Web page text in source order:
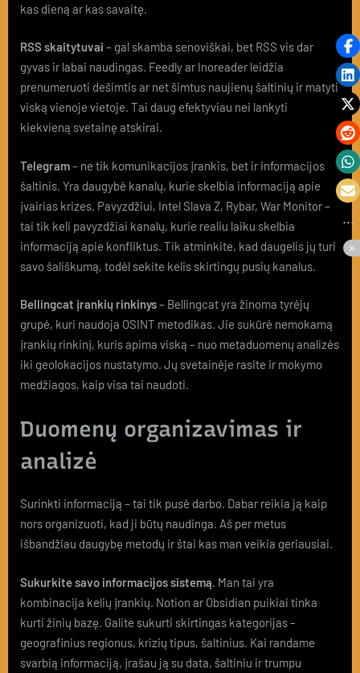
kas dieną ar kas savaitę.
RSS skaitytuvai – gal skamba senoviškai, bet RSS vis dar
gyvas ir labai naudingas. Feedly ar Inoreader leidžia
prenumeruoti dešimtis ar net šimtus naujienų šaltinių ir matyti
viską vienoje vietoje. Tai daug efektyviau nei lankyti
kiekvieną svetainę atskirai.
Telegram– ne tik komunikacijos įrankis, bet ir informacijos
šaltinis. Yra daugybė kanalų, kurie skelbia informaciją apie
įvairias krizes. Pavyzdžiui, Intel Slava Z, Rybar, War Monitor –
tai tik keli pavyzdžiai kanalų, kurie realiu laiku skelbia
informaciją apie konfliktus. Tik atminkite, kad daugelis jų turi
savo šališkumą, todėl sekite kelis skirtingų pusių kanalus.
Bellingcat įrankių rinkinys– Bellingcat yra žinoma tyrėjų
grupė, kuri naudoja OSINT metodikas. Jie sukūrė nemokamą
įrankių rinkinį, kuris apima viską – nuo metaduomenų analizės
iki geolokacijos nustatymo. Jų svetainėje rasite ir mokymo
medžiagos, kaip visa tai naudoti.
Duomenų organizavimas ir
analizė
Surinkti informaciją – tai tik pusė darbo. Dabar reikia ją kaip
nors organizuoti, kad ji būtų naudinga. Aš per metus
išbandžiau daugybę metodų ir štai kas man veikia geriausiai.
Sukurkite savo informacijos sistemą . Man tai yra
kombinacija kelių įrankių. Notion ar Obsidian puikiai tinka
kurti žinių bazę. Galite sukurti skirtingas kategorijas –
geografinius regionus, krizių tipus, šaltinius. Kai randame
svarbią informaciją, įrašau ją su data, šaltiniu ir trumpu